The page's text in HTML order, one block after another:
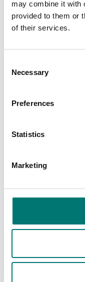
may combine it with
provided to them or
of their services.
Selection
Necessary
Preferences
Statistics
Marketing
Lastceller
med